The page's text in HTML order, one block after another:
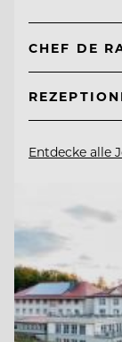
CHEF DE
Entdecke alle